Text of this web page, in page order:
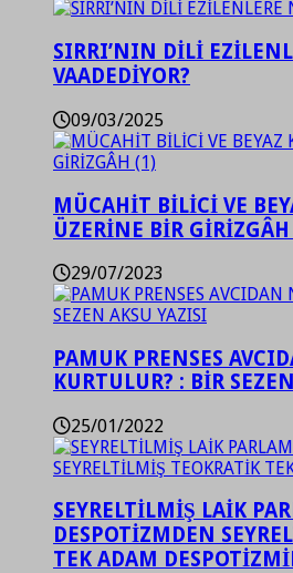
SIRRI’NIN DİLİ
VAADEDİYOR?
09/03/2025
MÜCAHİT BİLİCİ VE
ÜZERİNE BİR
29/07/2023
PAMUK PRENSES
KURTULUR? : BİR
25/01/2022
SEYRELTİLMİŞ LAİK
DESPOTİZMDEN
TEK ADAM